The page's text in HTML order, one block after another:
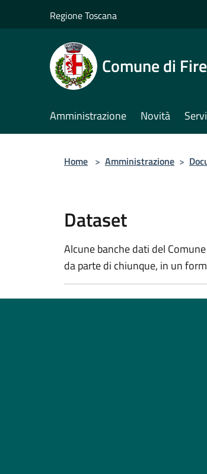
Regione Toscana
Comune di
Amministrazione Novità
Home > Amministrazione >
Dataset
Alcune banche dati del
da parte di chiunque, in un